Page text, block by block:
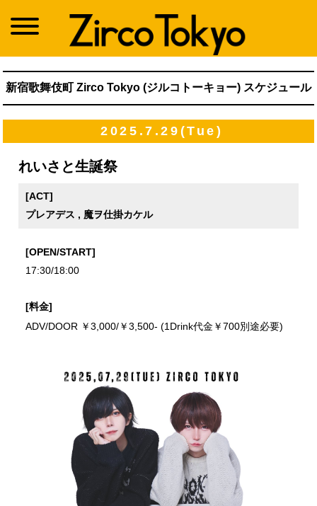
新宿歌舞伎町 Zirco Tokyo (ジルコトーキョー) スケジュール
2025.7.29(Tue)
れいさと生誕祭
[ACT]
プレアデス , 魔ヲ仕掛カケル
[OPEN/START]
17:30/18:00
[料金]
ADV/DOOR ￥3,000/￥3,500- (1Drink代金￥700別途必要)